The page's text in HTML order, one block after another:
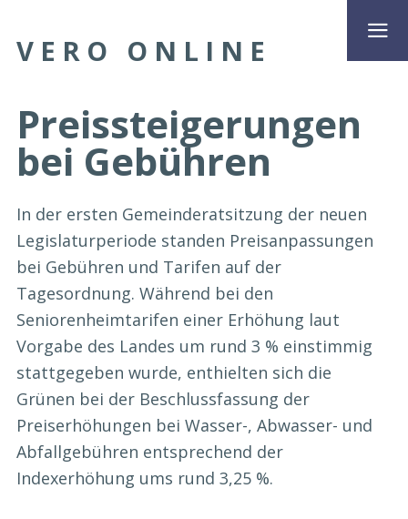
VERO ONLINE
Preissteigerungen
bei Gebühren
In der ersten Gemeinderatsitzung der neuen
Legislaturperiode standen Preisanpassungen
bei Gebühren und Tarifen auf der
Tagesordnung. Während bei den
Seniorenheimtarifen einer Erhöhung laut
Vorgabe des Landes um rund 3 % einstimmig
stattgegeben wurde, enthielten sich die
Grünen bei der Beschlussfassung der
Preiserhöhungen bei Wasser-, Abwasser- und
Abfallgebühren entsprechend der
Indexerhöhung ums rund 3,25 %.